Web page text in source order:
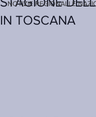
NOTIZIE REGIONALI E
IN TOSCANA